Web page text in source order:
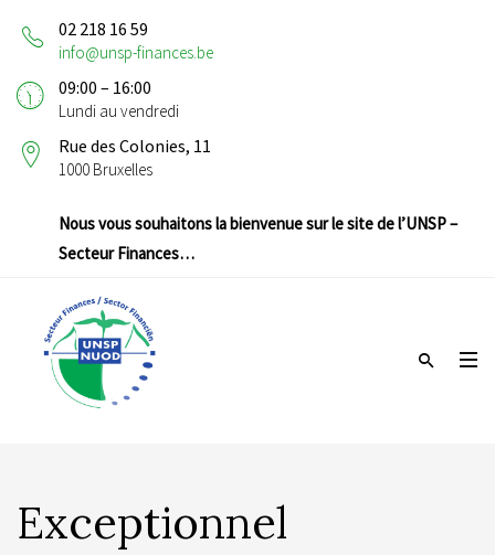
02 218 16 59
info@unsp-finances.be
09:00 – 16:00
Lundi au vendredi
Rue des Colonies, 11
1000 Bruxelles
Nous vous souhaitons la bienvenue sur le site de l’UNSP –
Secteur Finances…
Exceptionnel